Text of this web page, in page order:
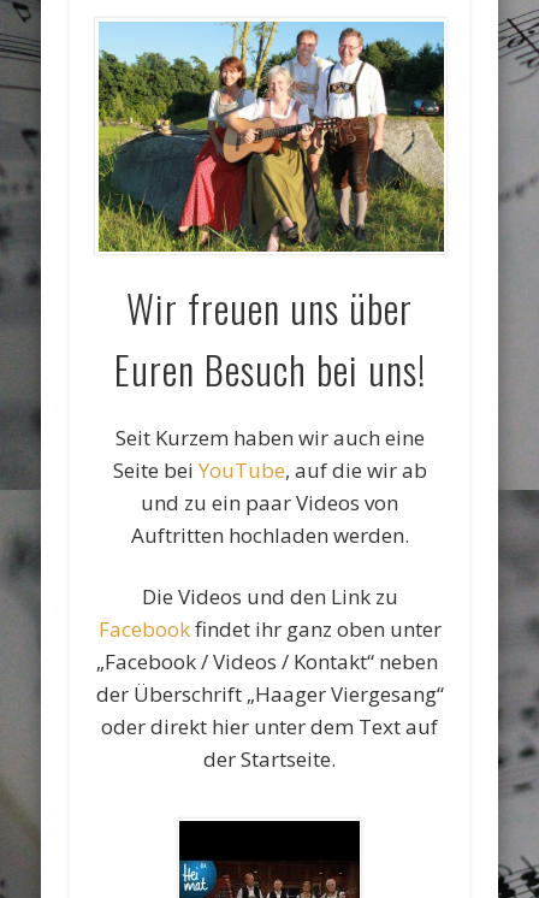
Wir freuen uns über
Euren Besuch bei uns!
Seit Kurzem haben wir auch eine
Seite bei YouTube, auf die wir ab
und zu ein paar Videos von
Auftritten hochladen werden.
Die Videos und den Link zu
Facebookfindet ihr ganz oben unter
„Facebook / Videos / Kontakt“ neben
der Überschrift „Haager Viergesang“
oder direkt hier unter dem Text auf
der Startseite.